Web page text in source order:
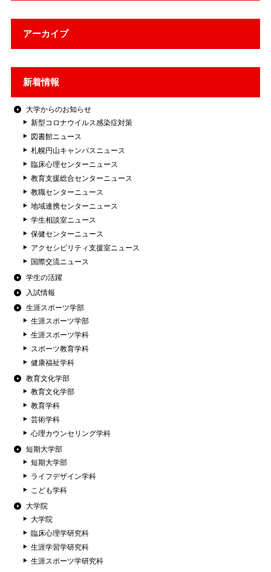
アーカイブ
新着情報
大学からのお知らせ
新型コロナウイルス感染症対策
図書館ニュース
札幌円山キャンパスニュース
臨床心理センターニュース
教育支援総合センターニュース
教職センターニュース
地域連携センターニュース
学生相談室ニュース
保健センターニュース
アクセシビリティ支援室ニュース
国際交流ニュース
学生の活躍
入試情報
生涯スポーツ学部
生涯スポーツ学部
生涯スポーツ学科
スポーツ教育学科
健康福祉学科
教育文化学部
教育文化学部
教育学科
芸術学科
心理カウンセリング学科
短期大学部
短期大学部
ライフデザイン学科
こども学科
大学院
大学院
臨床心理学研究科
生涯学習学研究科
生涯スポーツ学研究科